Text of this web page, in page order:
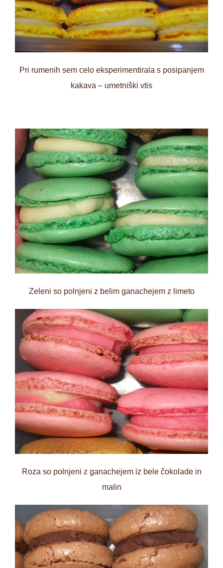
Pri rumenih sem celo eksperimentirala s posipanjem
kakava – umetniški vtis
Zeleni so polnjeni z belim ganachejem z limeto
Roza so polnjeni z ganachejem iz bele čokolade in
malin